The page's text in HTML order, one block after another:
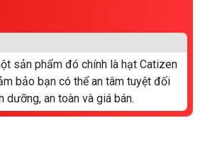
TỔNG ĐÀI TƯ VẤN
0929894774
sản phẩm đó chính là hạt Catizen
bảo bạn có thể an tâm tuyệt đối
dưỡng, an toàn và giá bán.